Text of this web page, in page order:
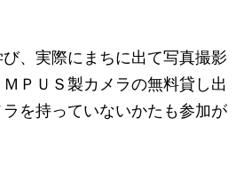
、実際にまちに出て写真撮影
ＰＵＳ製カメラの無料貸し出
を持っていないかたも参加が